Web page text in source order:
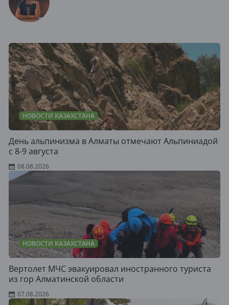
НОВОСТИ КАЗАХСТАНА
День альпинизма в Алматы отмечают Альпиниадой
с 8-9 августа
08.08.2026
НОВОСТИ КАЗАХСТАНА
Вертолет МЧС эвакуировал иностранного туриста
из гор Алматинской области
07.08.2026